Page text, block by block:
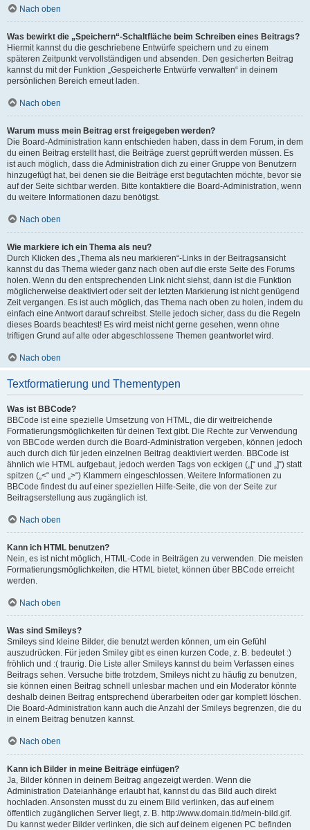
Nach oben
Was bewirkt die „Speichern“-Schaltfläche beim Schreiben eines Beitrags?
Hiermit kannst du die geschriebene Entwürfe speichern und zu einem
späteren Zeitpunkt vervollständigen und absenden. Den gesicherten Beitrag
kannst du mit der Funktion „Gespeicherte Entwürfe verwalten“ in deinem
persönlichen Bereich erneut laden.
Nach oben
Warum muss mein Beitrag erst freigegeben werden?
Die Board-Administration kann entschieden haben, dass in dem Forum, in dem
du einen Beitrag erstellt hast, die Beiträge zuerst geprüft werden müssen. Es
ist auch möglich, dass die Administration dich zu einer Gruppe von Benutzern
hinzugefügt hat, bei denen sie die Beiträge erst begutachten möchte, bevor sie
auf der Seite sichtbar werden. Bitte kontaktiere die Board-Administration, wenn
du weitere Informationen dazu benötigst.
Nach oben
Wie markiere ich ein Thema als neu?
Durch Klicken des „Thema als neu markieren“-Links in der Beitragsansicht
kannst du das Thema wieder ganz nach oben auf die erste Seite des Forums
holen. Wenn du den entsprechenden Link nicht siehst, dann ist die Funktion
möglicherweise deaktiviert oder seit der letzten Markierung ist nicht genügend
Zeit vergangen. Es ist auch möglich, das Thema nach oben zu holen, indem du
einfach eine Antwort darauf schreibst. Stelle jedoch sicher, dass du die Regeln
dieses Boards beachtest! Es wird meist nicht gerne gesehen, wenn ohne
triftigen Grund auf alte oder abgeschlossene Themen geantwortet wird.
Nach oben
Textformatierung und Thementypen
Was ist BBCode?
BBCode ist eine spezielle Umsetzung von HTML, die dir weitreichende
Formatierungsmöglichkeiten für deinen Text gibt. Die Rechte zur Verwendung
von BBCode werden durch die Board-Administration vergeben, können jedoch
auch durch dich für jeden einzelnen Beitrag deaktiviert werden. BBCode ist
ähnlich wie HTML aufgebaut, jedoch werden Tags von eckigen („[“ und „]“) statt
spitzen („<“ und „>“) Klammern eingeschlossen. Weitere Informationen zu
BBCode findest du auf einer speziellen Hilfe-Seite, die von der Seite zur
Beitragserstellung aus zugänglich ist.
Nach oben
Kann ich HTML benutzen?
Nein, es ist nicht möglich, HTML-Code in Beiträgen zu verwenden. Die meisten
Formatierungsmöglichkeiten, die HTML bietet, können über BBCode erreicht
werden.
Nach oben
Was sind Smileys?
Smileys sind kleine Bilder, die benutzt werden können, um ein Gefühl
auszudrücken. Für jeden Smiley gibt es einen kurzen Code, z. B. bedeutet :)
fröhlich und :( traurig. Die Liste aller Smileys kannst du beim Verfassen eines
Beitrags sehen. Versuche bitte trotzdem, Smileys nicht zu häufig zu benutzen,
sie können einen Beitrag schnell unlesbar machen und ein Moderator könnte
deshalb deinen Beitrag entsprechend überarbeiten oder gar komplett löschen.
Die Board-Administration kann auch die Anzahl der Smileys begrenzen, die du
in einem Beitrag benutzen kannst.
Nach oben
Kann ich Bilder in meine Beiträge einfügen?
Ja, Bilder können in deinem Beitrag angezeigt werden. Wenn die
Administration Dateianhänge erlaubt hat, kannst du das Bild auch direkt
hochladen. Ansonsten musst du zu einem Bild verlinken, das auf einem
öffentlich zugänglichen Server liegt, z. B. http://www.domain.tld/mein-bild.gif.
Du kannst weder Bilder verlinken, die sich auf deinem eigenen PC befinden